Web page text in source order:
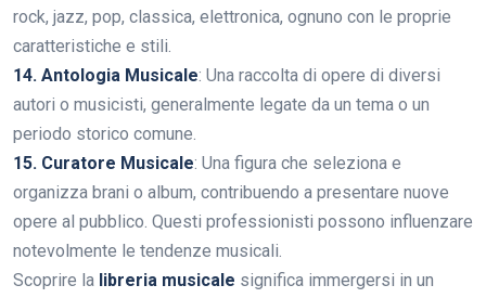
rock, jazz, pop, classica, elettronica, ognuno con le proprie
caratteristiche e stili.
14. Antologia Musicale: Una raccolta di opere di diversi
autori o musicisti, generalmente legate da un tema o un
periodo storico comune.
15. Curatore Musicale: Una figura che seleziona e
organizza brani o album, contribuendo a presentare nuove
opere al pubblico. Questi professionisti possono influenzare
notevolmente le tendenze musicali.
Scoprire la libreria musicale significa immergersi in un